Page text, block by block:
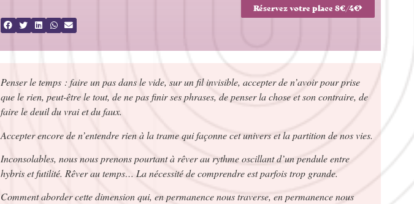
Réservez votre place 8€/4€
Penser le temps : faire un pas dans le vide, sur un fil invisible, accepter de n’avoir pour prise
que le rien, peut-être le tout, de ne pas finir ses phrases, de penser la chose et son contraire, de
faire le deuil du vrai et du faux.
Accepter encore de n’entendre rien à la trame qui façonne cet univers et la partition de nos vies.
Inconsolables, nous nous prenons pourtant à rêver au rythme oscillant d’un pendule entre
hybris et futilité. Rêver au temps… La nécessité de comprendre est parfois trop grande.
Comment aborder cette dimension qui, en permanence nous traverse, en permanence nous